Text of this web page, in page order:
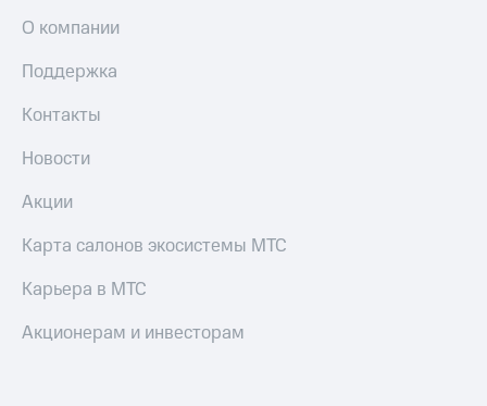
О компании
Поддержка
Контакты
Новости
Акции
Карта салонов экосистемы МТС
Карьера в МТС
Акционерам и инвесторам